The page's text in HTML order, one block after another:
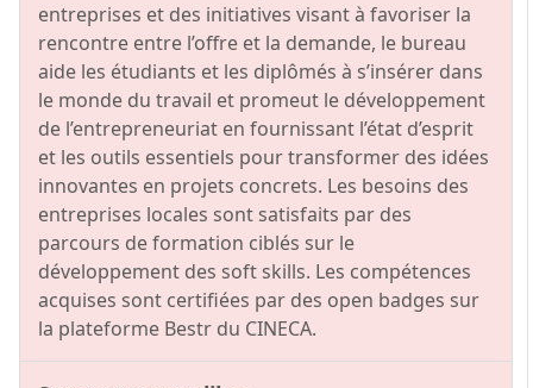
entreprises et des initiatives visant à favoriser la
rencontre entre l’offre et la demande, le bureau
aide les étudiants et les diplômés à s’insérer dans
le monde du travail et promeut le développement
de l’entrepreneuriat en fournissant l’état d’esprit
et les outils essentiels pour transformer des idées
innovantes en projets concrets. Les besoins des
entreprises locales sont satisfaits par des
parcours de formation ciblés sur le
développement des soft skills. Les compétences
acquises sont certifiées par des open badges sur
la plateforme Bestr du CINECA.